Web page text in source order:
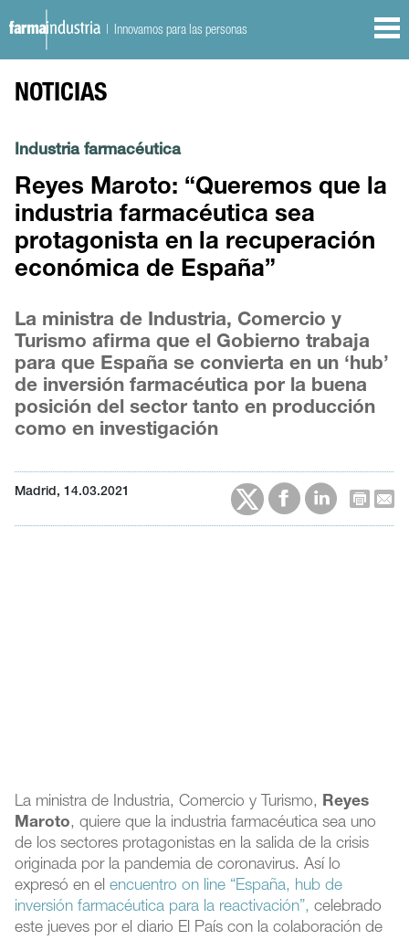
| Innovamos para las personas
NOTICIAS
Industria farmacéutica
Reyes Maroto: “Queremos que la
industria farmacéutica sea
protagonista en la recuperación
económica de España”
La ministra de Industria, Comercio y
Turismo afirma que el Gobierno trabaja
para que España se convierta en un ‘hub’
de inversión farmacéutica por la buena
posición del sector tanto en producción
como en investigación
Madrid, 14.03.2021
La ministra de Industria, Comercio y Turismo, Reyes
Maroto, quiere que la industria farmacéutica sea uno
de los sectores protagonistas en la salida de la crisis
originada por la pandemia de coronavirus. Así lo
expresó en elencuentro on line “España, hub de
inversión farmacéutica para la reactivación”, celebrado
este jueves por el diario El País con la colaboración de